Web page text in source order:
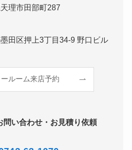
理市田部町287
田区押上3丁目34-9 野口ビル
ルーム来店予約
問い合わせ・お見積り依頼